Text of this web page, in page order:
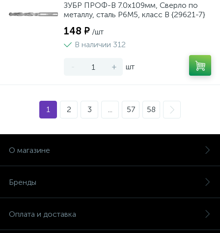
ЗУБР ПРОФ-В 7.0х109мм, Сверло по
металлу, сталь Р6М5, класс В {29621-7}
148 ₽ /шт
В наличии 312
- + шт
1 2 3 ... 57 58
О магазине
Бренды
Оплата и доставка